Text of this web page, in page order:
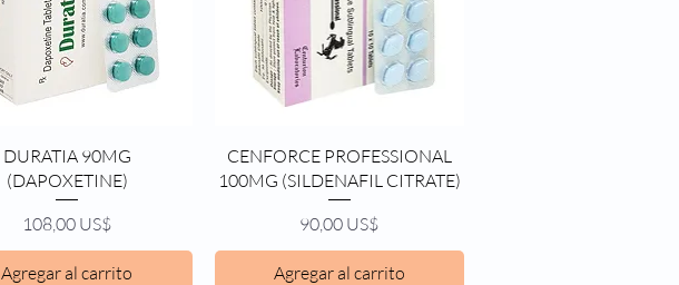
Vista rápida
DURATIA 90MG
(DAPOXETINE)
Precio
108,00 US$
Agregar al carrito
Vista rápida
CENFORCE PROFESSIONAL
100MG (SILDENAFIL CITRATE)
Precio
90,00 US$
Agregar al carrito